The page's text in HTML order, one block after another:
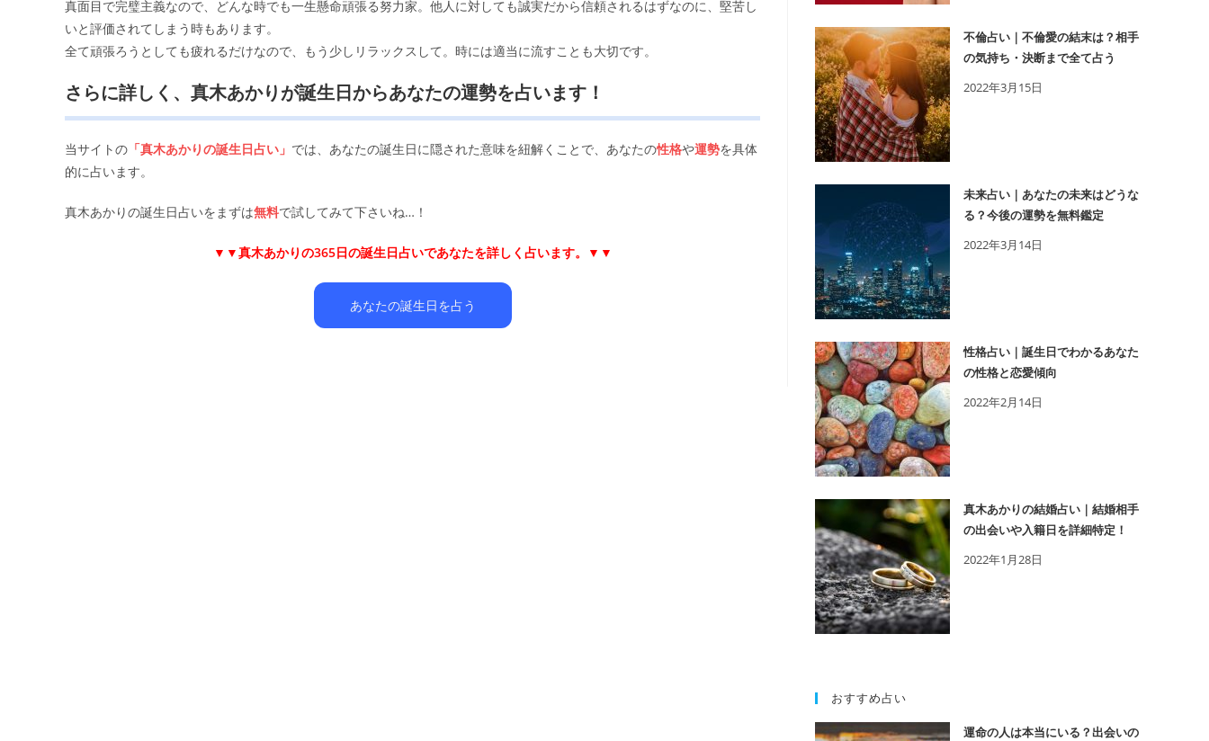
真面目で完璧主義なので、どんな時でも一生懸命頑張る努力家。他人に対しても誠実だから信頼されるはずなのに、堅苦し
いと評価されてしまう時もあります。
全て頑張ろうとしても疲れるだけなので、もう少しリラックスして。時には適当に流すことも大切です。
さらに詳しく、真木あかりが誕生日からあなたの運勢を占います！
当サイトの 「真木あかりの誕生日占い」 では、あなたの誕生日に隠された意味を紐解くことで、あなたの性格や運勢を具体
的に占います。
真木あかりの誕生日占いをまずは無料で試してみて下さいね…！
▼▼真木あかりの365日の誕生日占いであなたを詳しく占います。▼▼
あなたの誕生日を占う
不倫占い｜不倫愛の結末は？相手
の気持ち・決断まで全て占う
2022年3月15日
未来占い｜あなたの未来はどうな
る？今後の運勢を無料鑑定
2022年3月14日
性格占い｜誕生日でわかるあなた
の性格と恋愛傾向
2022年2月14日
真木あかりの結婚占い｜結婚相手
の出会いや入籍日を詳細特定！
2022年1月28日
おすすめ占い
運命の人は本当にいる？出会いの